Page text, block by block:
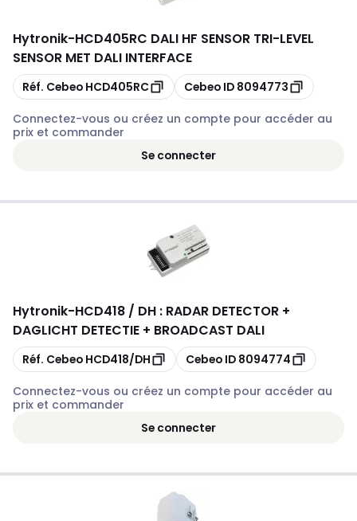
Hytronik-HCD405RC DALI HF SENSOR TRI-LEVEL
SENSOR MET DALI INTERFACE
Copier
Réf. Cebeo HCD405RC Copier
Cebeo ID 8094773
Connectez-vous ou créez un compte pour accéder au
prix et commander
Se connecter
Hytronik-HCD418 / DH : RADAR DETECTOR +
DAGLICHT DETECTIE + BROADCAST DALI
Copier
Réf. Cebeo HCD418/DH Copier
Cebeo ID 8094774
Connectez-vous ou créez un compte pour accéder au
prix et commander
Se connecter